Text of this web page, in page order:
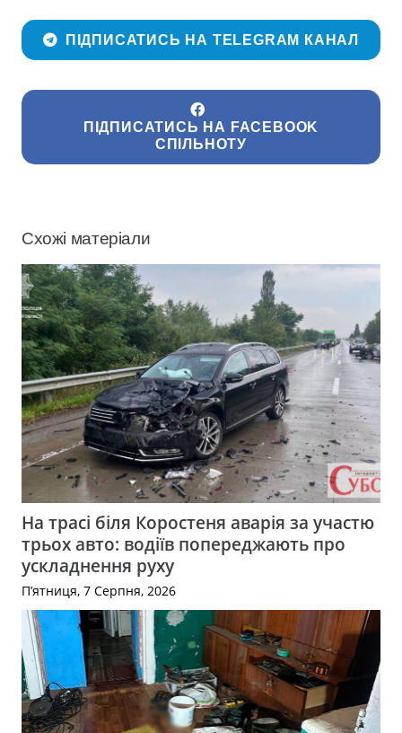
ПІДПИСАТИСЬ НА TELEGRAM КАНАЛ
ПІДПИСАТИСЬ НА FACEBOOK
СПІЛЬНОТУ
Схожі матеріали
На трасі біля Коростеня аварія за участю
трьох авто: водіїв попереджають про
ускладнення руху
П’ятниця, 7 Серпня, 2026